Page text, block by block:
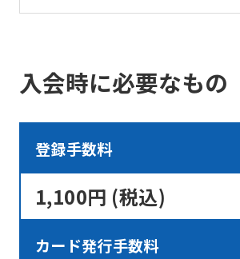
入会時に必要なもの
登録手数料
1,100円 (税込)
カード発行手数料
that
service.